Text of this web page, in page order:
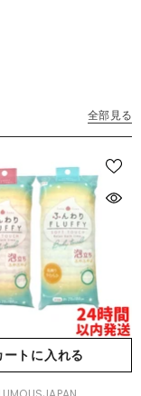
全部見る
ートに入れる